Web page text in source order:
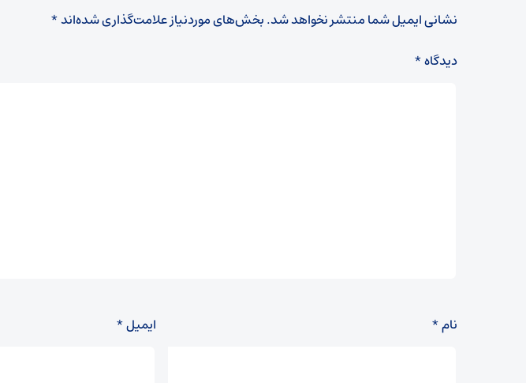
نشانی ایمیل شما منتشر نخواهد شد.بخش‌های موردنیاز علامت‌گذاری شده‌اند*
دیدگاه*
نام* ایمیل*